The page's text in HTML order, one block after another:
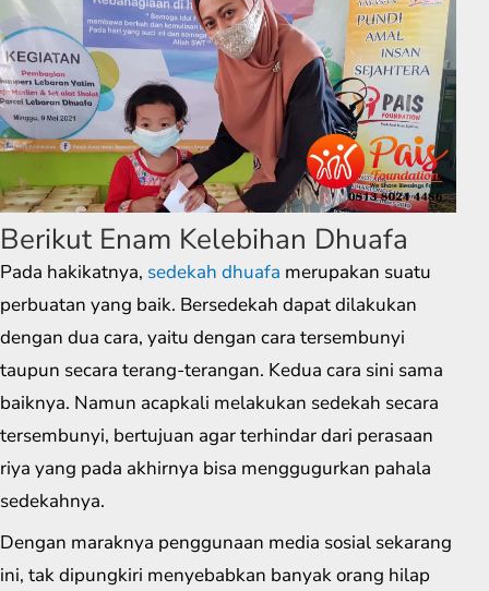
Berikut Enam Kelebihan Dhuafa
Pada hakikatnya, sedekah dhuafa merupakan suatu
perbuatan yang baik. Bersedekah dapat dilakukan
dengan dua cara, yaitu dengan cara tersembunyi
taupun secara terang-terangan. Kedua cara sini sama
baiknya. Namun acapkali melakukan sedekah secara
tersembunyi, bertujuan agar terhindar dari perasaan
riya yang pada akhirnya bisa menggugurkan pahala
sedekahnya.
Dengan maraknya penggunaan media sosial sekarang
ini, tak dipungkiri menyebabkan banyak orang hilap